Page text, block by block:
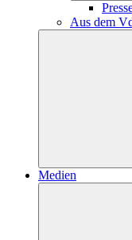
Aus dem
Medien